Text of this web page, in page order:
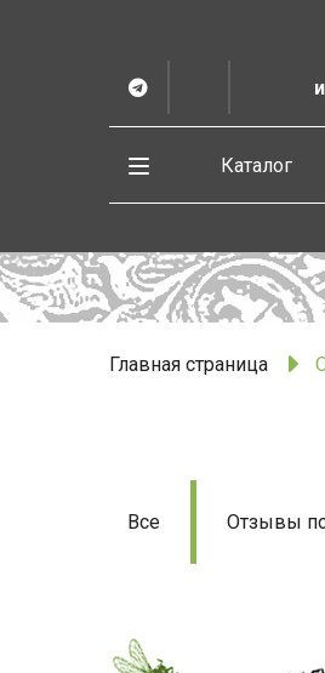
содержанию
Telegram
Vesbook
Каталог
Развернуть
Главная страница
ОтзывыВсе Отзывы